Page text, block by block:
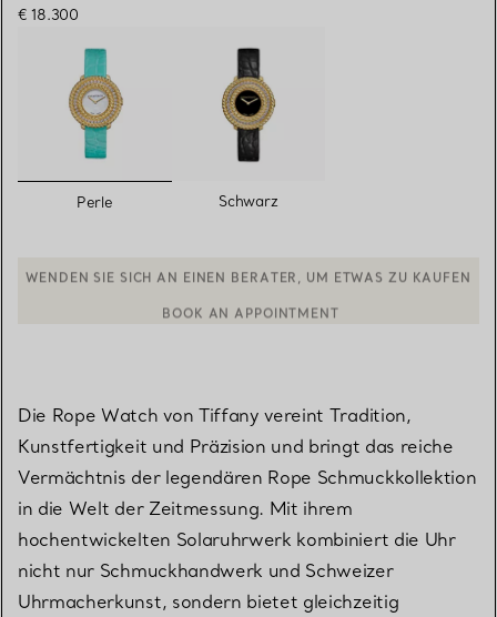
€ 18.300
ausgewählt
Perle Schwarz
Die Rope Watch von Tiffany vereint Tradition,
Kunstfertigkeit und Präzision und bringt das reiche
Vermächtnis der legendären Rope Schmuckkollektion
in die Welt der Zeitmessung. Mit ihrem
hochentwickelten Solaruhrwerk kombiniert die Uhr
nicht nur Schmuckhandwerk und Schweizer
Uhrmacherkunst, sondern bietet gleichzeitig